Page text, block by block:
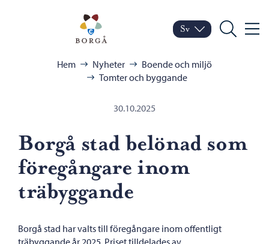
Porvoo – Gå till
Byt språk
Nuvarande språk:
Sv
Sök Meny
Hem Nyheter
Boende och miljö
Tomter och byggande
30.10.2025
Borgå stad belönad som
föregångare inom
träbyggande
Borgå stad har valts till föregångare inom offentligt
träbyggande år 2025. Priset tilldelades av